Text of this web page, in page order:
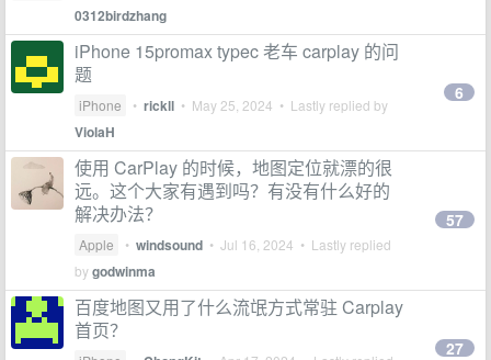
0312birdzhang
iPhone 15promax typec 老车 carplay 的问
题
iPhone • rickll • May 25, 2024 • Lastly replied by
ViolaH
6
使用 CarPlay 的时候，地图定位就漂的很
远。这个大家有遇到吗？有没有什么好的
解决办法？
Apple • windsound • Jul 16, 2024 • Lastly replied
bygodwinma
57
百度地图又用了什么流氓方式常驻 Carplay
首页？
27